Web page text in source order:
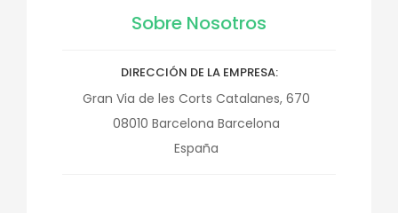
Sobre Nosotros
DIRECCIÓN DE LA EMPRESA
Gran Via de les Corts Catalanes, 670
08010 Barcelona Barcelona
España